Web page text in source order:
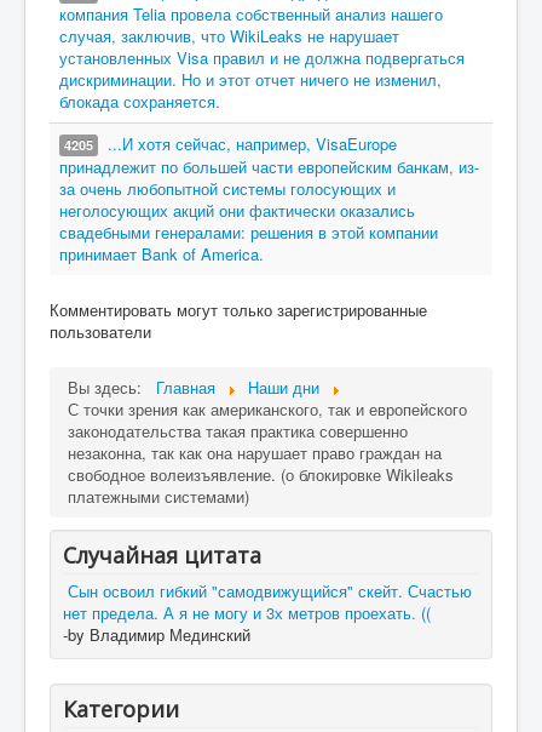
компания Telia провела собственный анализ нашего
случая, заключив, что WikiLeaks не нарушает
установленных Visa правил и не должна подвергаться
дискриминации. Но и этот отчет ничего не изменил,
блокада сохраняется.
4205
...И хотя сейчас, например, VisaEurope
принадлежит по большей части европейским банкам, из-
за очень любопытной системы голосующих и
неголосующих акций они фактически оказались
свадебными генералами: решения в этой компании
принимает Bank of America.
Комментировать могут только зарегистрированные
пользователи
Вы здесь: Главная
Наши дни
С точки зрения как американского, так и европейского
законодательства такая практика совершенно
незаконна, так как она нарушает право граждан на
свободное волеизъявление. (о блокировке Wikileaks
платежными системами)
Случайная цитата
Сын освоил гибкий "самодвижущийся" скейт. Счастью
нет предела. А я не могу и 3х метров проехать. ((
-by Владимир Мединский
Категории